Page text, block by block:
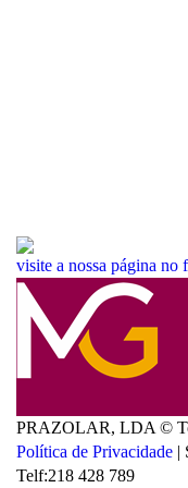
visite a nossa página no
PRAZOLAR, LDA ©
Política de Privacidade |
Telf:218 428 789